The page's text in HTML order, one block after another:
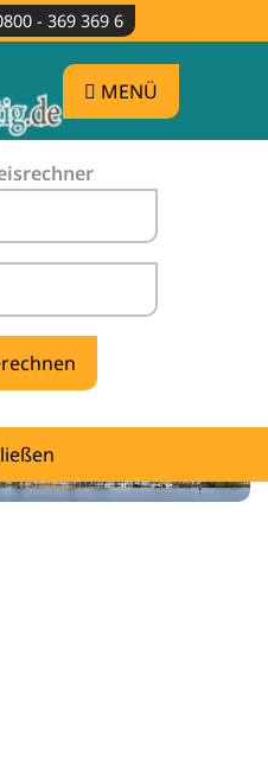
- 369 369 6
MENÜ
tanken